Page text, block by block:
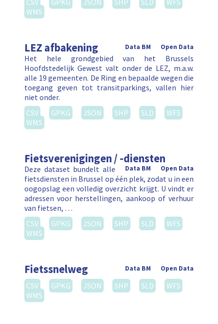
CSV GPKG JSON SHP SLD
WFS
WMS
LEZ afbakening Open Data
Data BM
Het hele grondgebied van het Brussels
Hoofdstedelijk Gewest valt onder de LEZ, m.a.w.
alle 19 gemeenten. De Ring en bepaalde wegen die
toegang geven tot transitparkings, vallen hier
niet onder.
CSV
GPKG JSON SHP SLD
WFS
WMS
Fietsverenigingen / -diensten
Open Data
Data BM
Deze dataset bundelt alle
fietsdiensten in Brussel op één plek, zodat u in een
oogopslag een volledig overzicht krijgt. U vindt er
adressen voor herstellingen, aankoop of verhuur
van fietsen, …
CSV
GPKG JSON SHP SLD
WFS
WMS
Fietssnelweg Open Data
Data BM
CSV GPKG JSON SHP SLD
WFS
WMS